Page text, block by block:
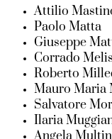
Attilio
Paolo Matta
Giuseppe
Corrado Melis
Roberto
Mauro Maria
Salvatore
Ilaria